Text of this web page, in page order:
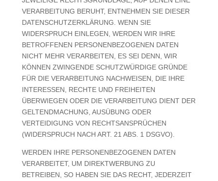
VERARBEITUNG BERUHT, ENTNEHMEN SIE DIESER
DATENSCHUTZERKLÄRUNG. WENN SIE
WIDERSPRUCH EINLEGEN, WERDEN WIR IHRE
BETROFFENEN PERSONENBEZOGENEN DATEN
NICHT MEHR VERARBEITEN, ES SEI DENN, WIR
KÖNNEN ZWINGENDE SCHUTZWÜRDIGE GRÜNDE
FÜR DIE VERARBEITUNG NACHWEISEN, DIE IHRE
INTERESSEN, RECHTE UND FREIHEITEN
ÜBERWIEGEN ODER DIE VERARBEITUNG DIENT DER
GELTENDMACHUNG, AUSÜBUNG ODER
VERTEIDIGUNG VON RECHTSANSPRÜCHEN
(WIDERSPRUCH NACH ART. 21 ABS. 1 DSGVO).
WERDEN IHRE PERSONENBEZOGENEN DATEN
VERARBEITET, UM DIREKTWERBUNG ZU
BETREIBEN, SO HABEN SIE DAS RECHT, JEDERZEIT